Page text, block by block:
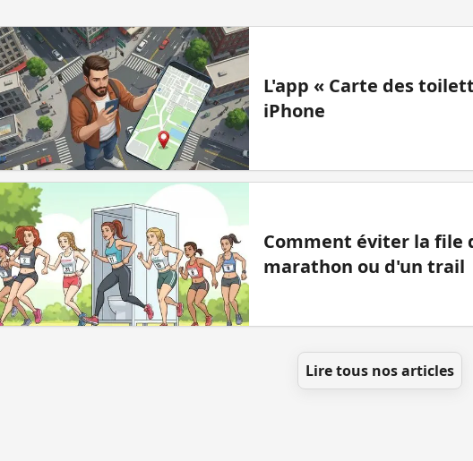
L'app « Carte des
iPhone
Comment éviter la
marathon ou d'un trail
Lire tous nos articles